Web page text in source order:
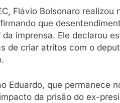
Flávio Bolsonaro
que
da imprensa. Ele declarou
de criar atritos com o
Eduardo, que permanece
da prisão do ex-